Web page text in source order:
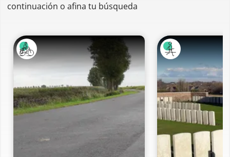
continuación o afina tu búsqueda